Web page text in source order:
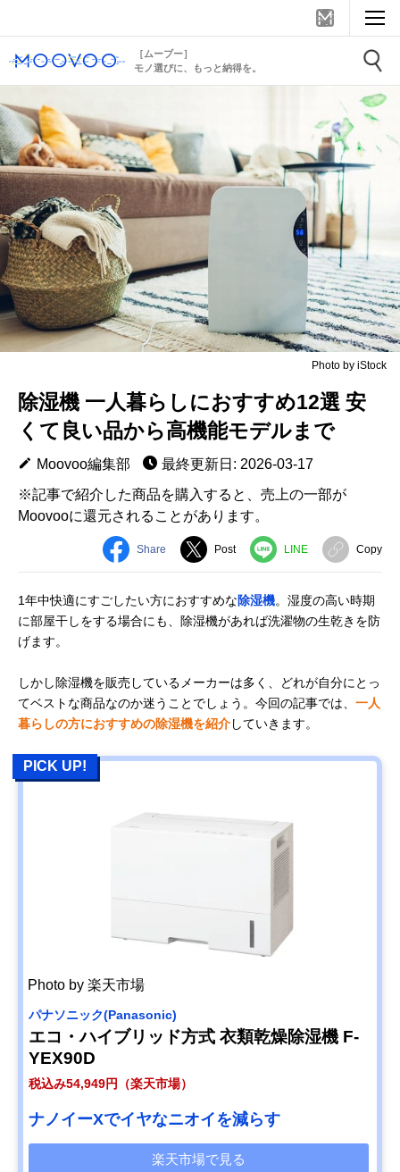
［ムーブー］
モノ選びに、もっと納得を。
Photo by iStock
除湿機 一人暮らしにおすすめ12選 安
くて良い品から高機能モデルまで
Moovoo編集部
最終更新日: 2026-03-17
※記事で紹介した商品を購入すると、売上の一部が
Moovooに還元されることがあります。
Share Post LINE Copy
1年中快適にすごしたい方におすすめな除湿機。湿度の高い時期
に部屋干しをする場合にも、除湿機があれば洗濯物の生乾きを防
げます。
しかし除湿機を販売しているメーカーは多く、どれが自分にとっ
てベストな商品なのか迷うことでしょう。今回の記事では、 一人
暮らしの方におすすめの除湿機を紹介していきます。
PICK UP!
Photo by 楽天市場
パナソニック(Panasonic)
エコ・ハイブリッド方式 衣類乾燥除湿機 F-
YEX90D
税込み54,949円（楽天市場）
ナノイーXでイヤなニオイを減らす
楽天市場で見る